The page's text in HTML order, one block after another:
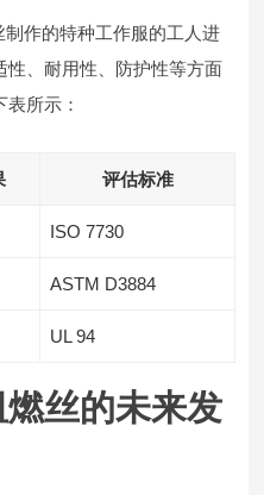
作的特种工作服的工人进
性、耐用性、防护性等方面
所示：
评估标准
ISO 7730
ASTM D3884
UL 94
丝的未来发